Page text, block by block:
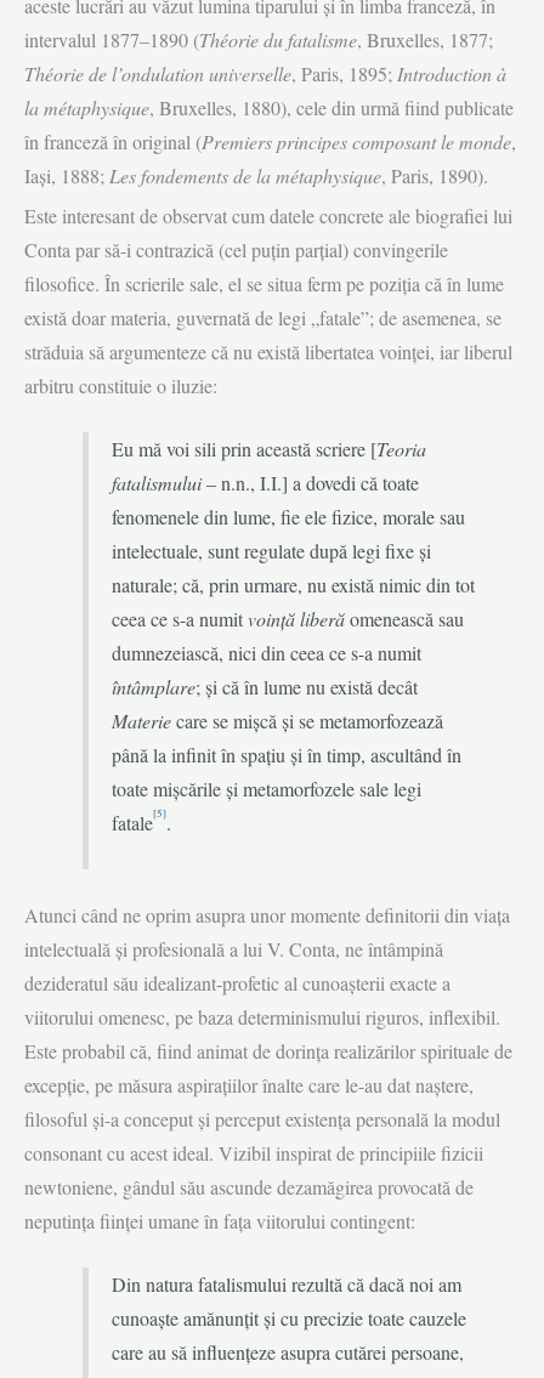
aceste lucrări au văzut lumina tiparului și în limba franceză, în
intervalul 1877–1890 (Théorie du fatalisme, Bruxelles, 1877;
Théorie de l’ondulation universelle, Paris, 1895; Introduction à
la métaphysique, Bruxelles, 1880), cele din urmă fiind publicate
în franceză în original (Premiers principes composant le monde,
Iași, 1888; Les fondements de la métaphysique, Paris, 1890).
Este interesant de observat cum datele concrete ale biografiei lui
Conta par să-i contrazică (cel puțin parțial) convingerile
filosofice. În scrierile sale, el se situa ferm pe poziția că în lume
există doar materia, guvernată de legi „fatale”; de asemenea, se
străduia să argumenteze că nu există libertatea voinței, iar liberul
arbitru constituie o iluzie:
Eu mă voi sili prin această scriere [Teoria
fatalismului– n.n., I.I.] a dovedi că toate
fenomenele din lume, fie ele fizice, morale sau
intelectuale, sunt regulate după legi fixe și
naturale; că, prin urmare, nu există nimic din tot
ceea ce s-a numitvoință liberăomenească sau
dumnezeiască, nici din ceea ce s-a numit
întâmplare; și că în lume nu există decât
Materiecare se mișcă și se metamorfozează
până la infinit în spațiu și în timp, ascultând în
toate mișcările și metamorfozele sale legi
fatale[5].
Atunci când ne oprim asupra unor momente definitorii din viața
intelectuală și profesională a lui V. Conta, ne întâmpină
dezideratul său idealizant-profetic al cunoașterii exacte a
viitorului omenesc, pe baza determinismului riguros, inflexibil.
Este probabil că, fiind animat de dorința realizărilor spirituale de
excepție, pe măsura aspirațiilor înalte care le-au dat naștere,
filosoful și-a conceput și perceput existența personală la modul
consonant cu acest ideal. Vizibil inspirat de principiile fizicii
newtoniene, gândul său ascunde dezamăgirea provocată de
neputința ființei umane în fața viitorului contingent:
Din natura fatalismului rezultă că dacă noi am
cunoaște amănunțit și cu precizie toate cauzele
care au să influențeze asupra cutărei persoane,